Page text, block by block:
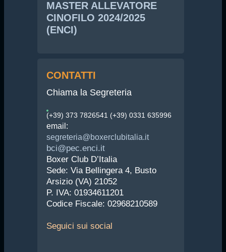
MASTER ALLEVATORE
CINOFILO 2024/2025
(ENCI)
CONTATTI
Chiama la Segreteria
(+39) 373 7826541 (+39) 0331 635996
email:
segreteria@boxerclubitalia.it
bci@pec.enci.it
Boxer Club D’Italia
Sede: Via Bellingera 4, Busto
Arsizio (VA) 21052
P. IVA: 01934611201
Codice Fiscale: 02968210589
Seguici sui social